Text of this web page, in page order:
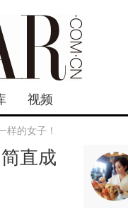
视频
样的女子！
直成